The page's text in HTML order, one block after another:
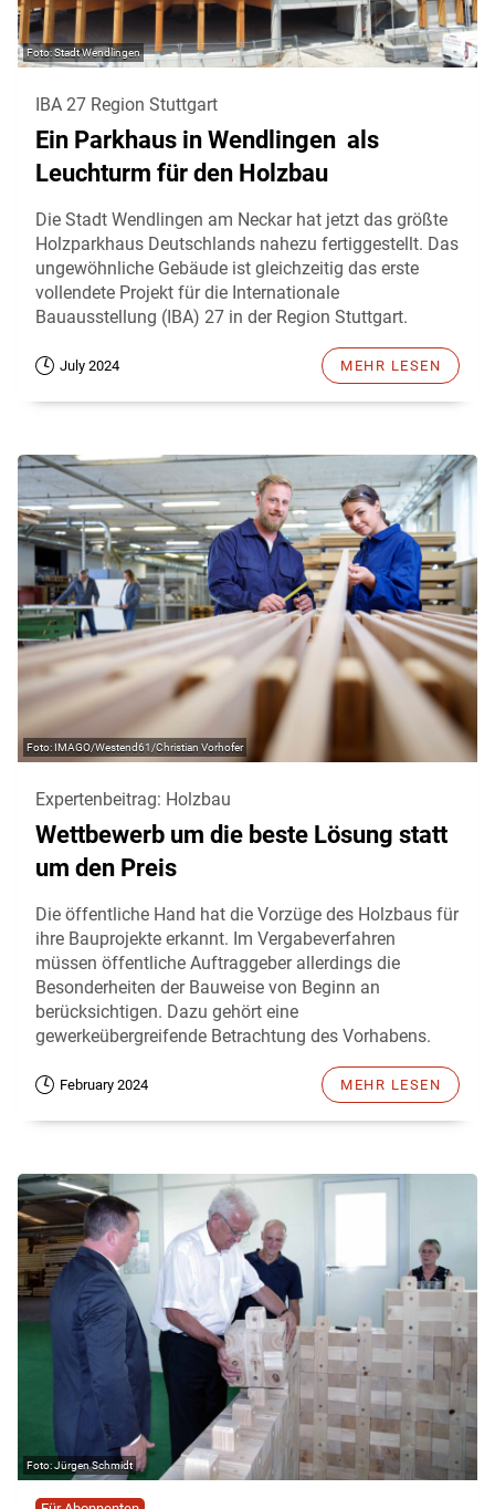
Stadt Wendlingen
IBA 27 Region Stuttgart
Ein Parkhaus in Wendlingen als
Leuchturm für den Holzbau
Die Stadt Wendlingen am Neckar hat jetzt das größte
Holzparkhaus Deutschlands nahezu fertiggestellt. Das
ungewöhnliche Gebäude ist gleichzeitig das erste
vollendete Projekt für die Internationale
Bauausstellung (IBA) 27 in der Region Stuttgart.
July 2024 MEHR LESEN
IMAGO/Westend61/Christian Vorhofer
Expertenbeitrag: Holzbau
Wettbewerb um die beste Lösung statt
um den Preis
Die öffentliche Hand hat die Vorzüge des Holzbaus für
ihre Bauprojekte erkannt. Im Vergabeverfahren
müssen öffentliche Auftraggeber allerdings die
Besonderheiten der Bauweise von Beginn an
berücksichtigen. Dazu gehört eine
gewerkeübergreifende Betrachtung des Vorhabens.
February 2024 MEHR LESEN
Jürgen Schmidt